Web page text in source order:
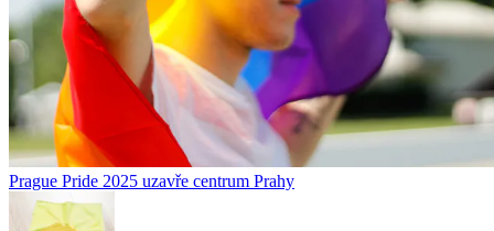
Prague Pride 2025 uzavře centrum Prahy